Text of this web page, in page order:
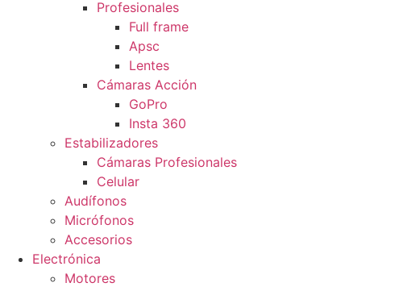
Profesionales
Full frame
Apsc
Lentes
Cámaras Acción
GoPro
Insta 360
Estabilizadores
Cámaras Profesionales
Celular
Audífonos
Micrófonos
Accesorios
Electrónica
Motores